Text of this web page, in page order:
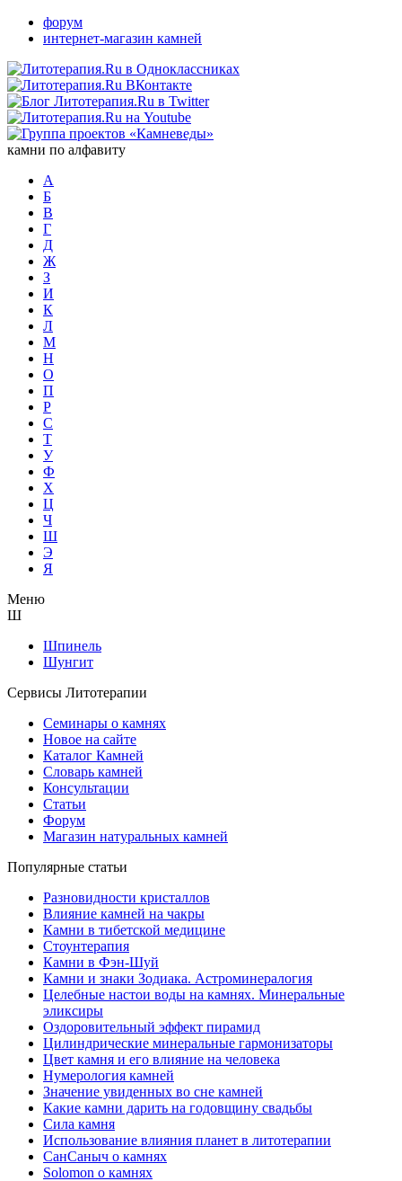
форум
интернет-магазин камней
камни по алфавиту
А
Б
В
Г
Д
Ж
З
И
К
Л
М
Н
О
П
Р
С
Т
У
Ф
Х
Ц
Ч
Ш
Э
Я
Меню
Ш
Шпинель
Шунгит
Сервисы Литотерапии
Семинары о камнях
Новое на сайте
Каталог Камней
Словарь камней
Консультации
Статьи
Форум
Магазин натуральных камней
Популярные статьи
Разновидности кристаллов
Влияние камней на чакры
Камни в тибетской медицине
Стоунтерапия
Камни в Фэн-Шуй
Камни и знаки Зодиака. Астроминералогия
Целебные настои воды на камнях. Минеральные
эликсиры
Оздоровительный эффект пирамид
Цилиндрические минеральные гармонизаторы
Цвет камня и его влияние на человека
Нумерология камней
Значение увиденных во сне камней
Какие камни дарить на годовщину свадьбы
Cила камня
Использование влияния планет в литотерапии
СанСаныч о камнях
Solomon о камнях